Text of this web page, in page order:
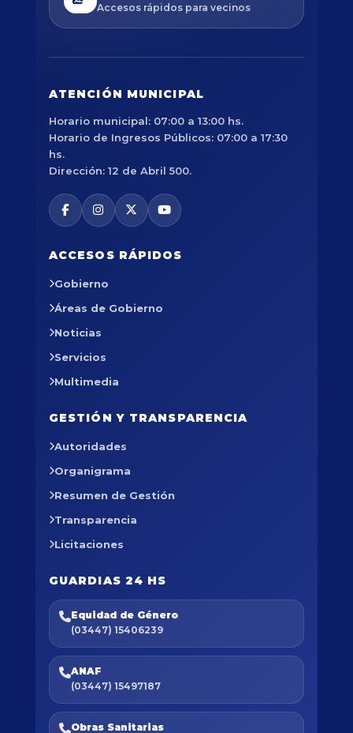
Accesos rápidos para vecinos
ATENCIÓN MUNICIPAL
Horario municipal: 07:00 a 13:00 hs.
Horario de Ingresos Públicos: 07:00 a 17:30
hs.
Dirección: 12 de Abril 500.
ACCESOS RÁPIDOS
Gobierno
Áreas de Gobierno
Noticias
Servicios
Multimedia
GESTIÓN Y TRANSPARENCIA
Autoridades
Organigrama
Resumen de Gestión
Transparencia
Licitaciones
GUARDIAS 24 HS
Equidad de Género
(03447) 15406239
ANAF
(03447) 15497187
Obras Sanitarias